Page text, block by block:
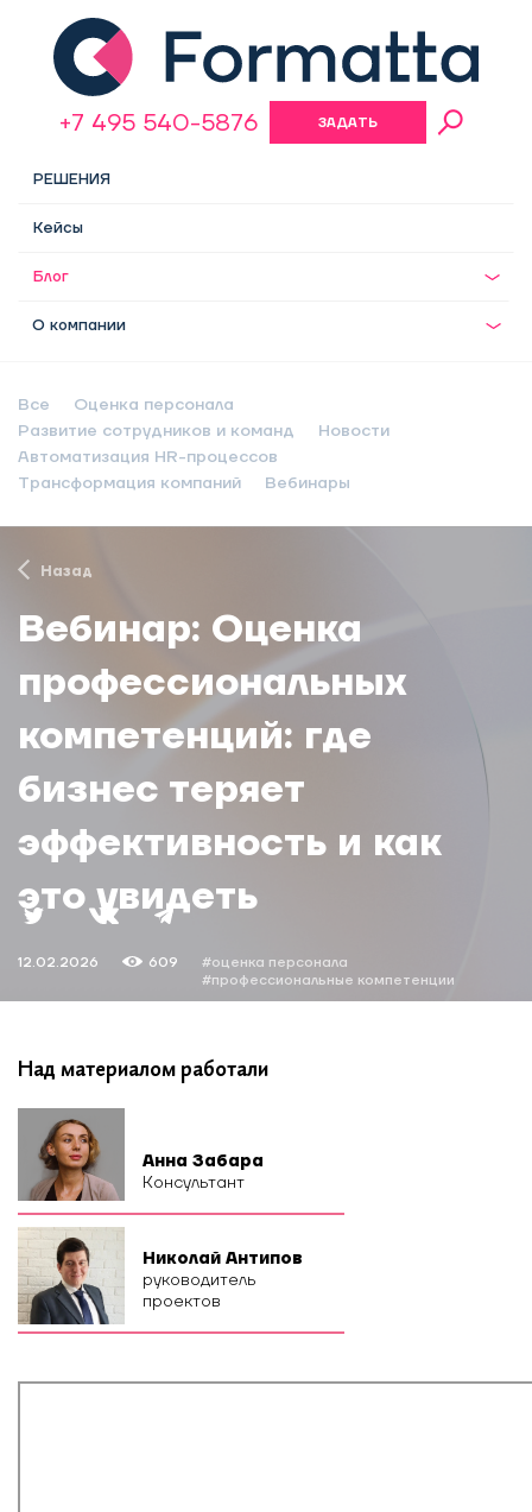
РЕШЕНИЯ
Кейсы
Блог
О компании
+7 495 540-5876 ЗАДАТЬ
Все
Оценка персонала
Развитие сотрудников и команд
Новости
Автоматизация HR-процессов
Трансформация компаний
Вебинары
Назад
Вебинар: Оценка
профессиональных
компетенций: где
бизнес теряет
эффективность и как
это увидеть
12.02.2026 609
#оценка персонала
#профессиональные компетенции
#оценка компетенций
Над материалом работали
Анна Забара
Консультант
Николай Антипов
руководитель
проектов